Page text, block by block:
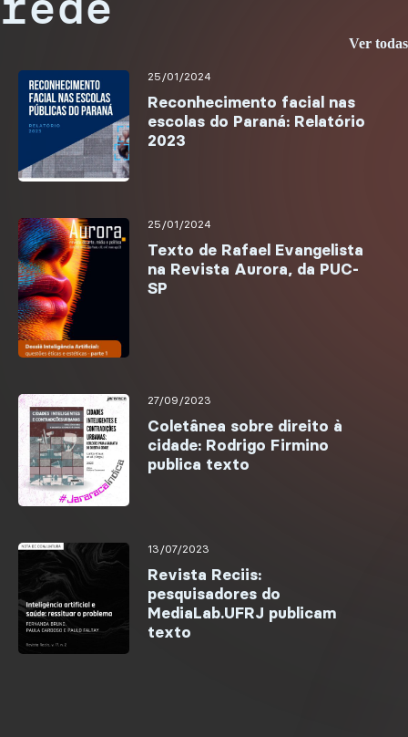
Ver todas
25/01/2024
Reconhecimento facial nas
escolas do Paraná: Relatório
2023
25/01/2024
Texto de Rafael Evangelista
na Revista Aurora, da PUC-
SP
27/09/2023
Coletânea sobre direito à
cidade: Rodrigo Firmino
publica texto
13/07/2023
Revista Reciis:
pesquisadores do
MediaLab.UFRJ publicam
texto